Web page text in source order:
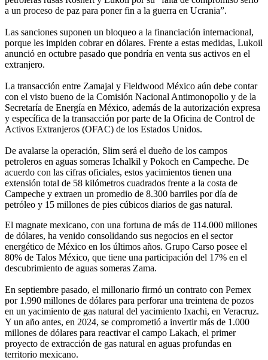
a un proceso de paz para poner fin a la guerra en Ucrania”.
Las sanciones suponen un bloqueo a la financiación internacional,
porque les impiden cobrar en dólares. Frente a estas medidas, Lukoil
anunció en octubre pasado que pondría en venta sus activos en el
extranjero.
La transacción entre Zamajal y Fieldwood México aún debe contar
con el visto bueno de la Comisión Nacional Antimonopolio y de la
Secretaría de Energía en México, además de la autorización expresa
y específica de la transacción por parte de la Oficina de Control de
Activos Extranjeros (OFAC) de los Estados Unidos.
De avalarse la operación, Slim será el dueño de los campos
petroleros en aguas someras Ichalkil y Pokoch en Campeche. De
acuerdo con las cifras oficiales, estos yacimientos tienen una
extensión total de 58 kilómetros cuadrados frente a la costa de
Campeche y extraen un promedio de 8.300 barriles por día de
petróleo y 15 millones de pies cúbicos diarios de gas natural.
El magnate mexicano, con una fortuna de más de 114.000 millones
de dólares, ha venido consolidando sus negocios en el sector
energético de México en los últimos años. Grupo Carso posee el
80% de Talos México, que tiene una participación del 17% en el
descubrimiento de aguas someras Zama.
En septiembre pasado, el millonario firmó un contrato con Pemex
por 1.990 millones de dólares para perforar una treintena de pozos
en un yacimiento de gas natural del yacimiento Ixachi, en Veracruz.
Y un año antes, en 2024, se comprometió a invertir más de 1.000
millones de dólares para reactivar el campo Lakach, el primer
proyecto de extracción de gas natural en aguas profundas en
territorio mexicano.